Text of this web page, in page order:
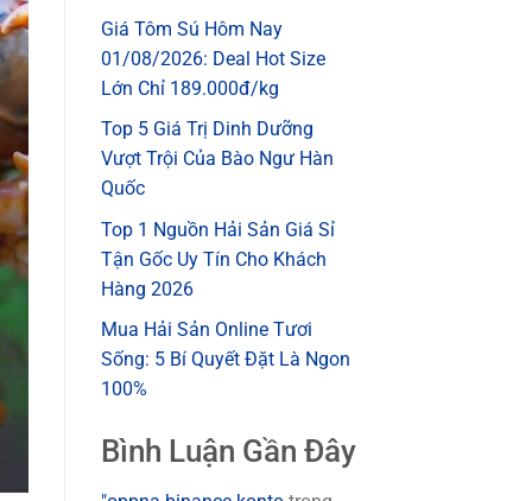
Giá Tôm Sú Hôm Nay
01/08/2026: Deal Hot Size
Lớn Chỉ 189.000đ/kg
Top 5 Giá Trị Dinh Dưỡng
Vượt Trội Của Bào Ngư Hàn
Quốc
Top 1 Nguồn Hải Sản Giá Sỉ
Tận Gốc Uy Tín Cho Khách
Hàng 2026
Mua Hải Sản Online Tươi
Sống: 5 Bí Quyết Đặt Là Ngon
100%
Bình Luận Gần Đây